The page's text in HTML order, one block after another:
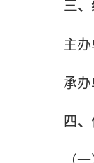
三
主办单
承办单
四